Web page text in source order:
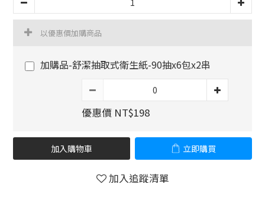
以優惠價加購商品
加購品-舒潔抽取式衛生紙-90抽x6包x2串
優惠價 NT$198
加入購物車 立即購買
加入追蹤清單